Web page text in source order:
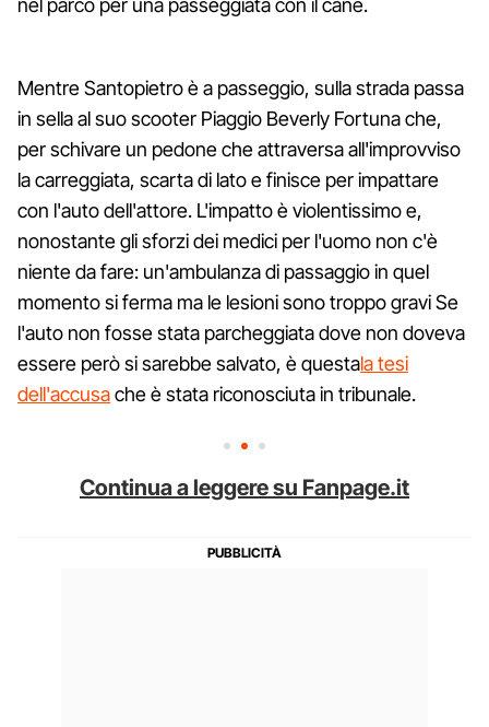
nel parco per una passeggiata con il cane.
Mentre Santopietro è a passeggio, sulla strada passa
in sella al suo scooter Piaggio Beverly Fortuna che,
per schivare un pedone che attraversa all'improvviso
la carreggiata, scarta di lato e finisce per impattare
con l'auto dell'attore. L'impatto è violentissimo e,
nonostante gli sforzi dei medici per l'uomo non c'è
niente da fare: un'ambulanza di passaggio in quel
momento si ferma ma le lesioni sono troppo gravi Se
l'auto non fosse stata parcheggiata dove non doveva
essere però si sarebbe salvato, è questala tesi
dell'accusache è stata riconosciuta in tribunale.
Continua a leggere su Fanpage.it